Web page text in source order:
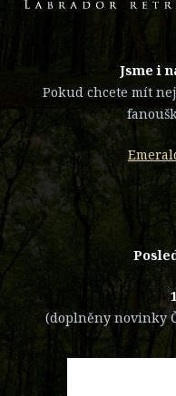
​Jsme i
Pokud chcete mít
(doplněny novinky